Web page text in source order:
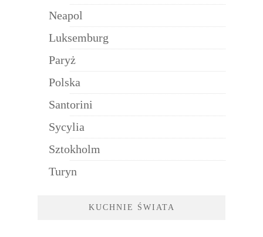
Neapol
Luksemburg
Paryż
Polska
Santorini
Sycylia
Sztokholm
Turyn
KUCHNIE ŚWIATA